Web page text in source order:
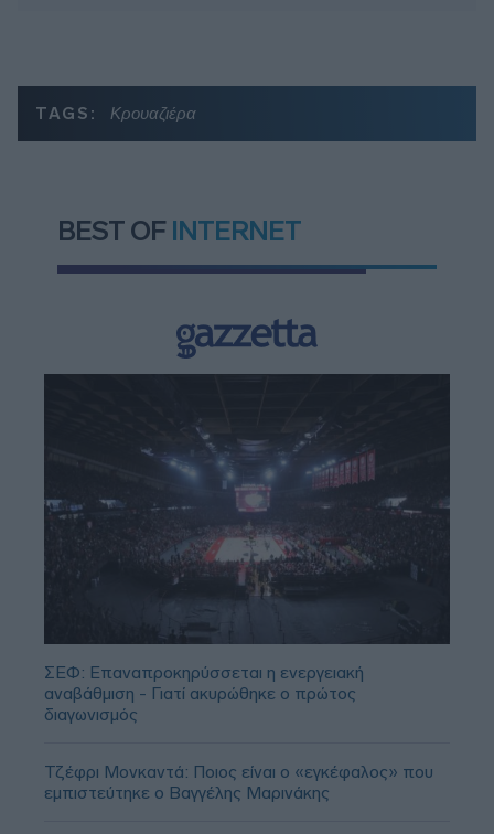
TAGS: Κρουαζιέρα
BEST OF INTERNET
ΣΕΦ: Επαναπροκηρύσσεται η ενεργειακή
αναβάθμιση - Γιατί ακυρώθηκε ο πρώτος
διαγωνισμός
Τζέφρι Μονκαντά: Ποιος είναι ο «εγκέφαλος» που
εμπιστεύτηκε ο Βαγγέλης Μαρινάκης